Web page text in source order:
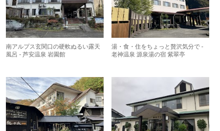
南アルプス玄関口の硬軟ぬるい露天
風呂 - 芦安温泉 岩園館
湯・食・住をちょっと贅沢気分で -
老神温泉 源泉湯の宿 紫翠亭